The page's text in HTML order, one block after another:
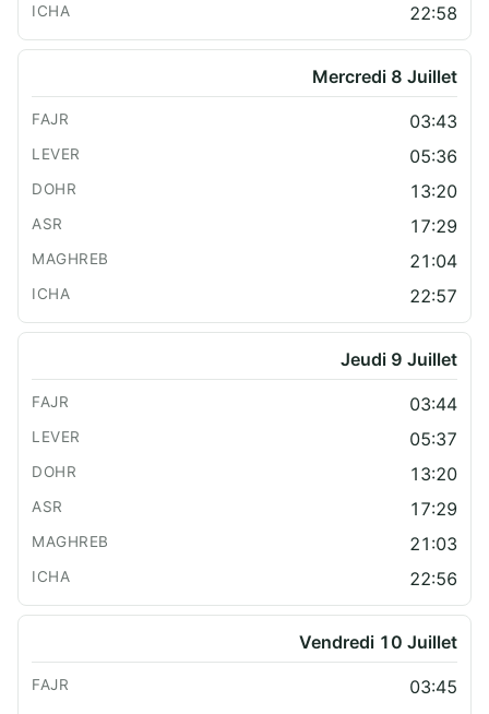
22:58
Mercredi 8 Juillet
03:43
05:36
13:20
17:29
21:04
22:57
Jeudi 9 Juillet
03:44
05:37
13:20
17:29
21:03
22:56
Vendredi 10 Juillet
03:45